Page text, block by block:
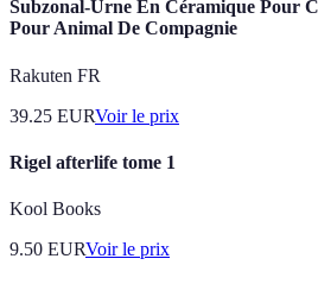
Subzonal-Urne En Céramique Pour
Pour Animal De Compagnie
Rakuten FR
39.25 EURVoir le prix
Rigel afterlife tome 1
Kool Books
9.50 EURVoir le prix